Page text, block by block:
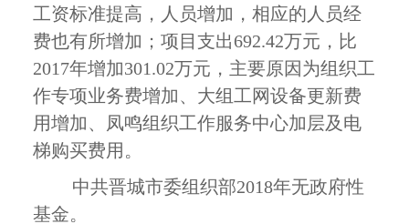
工资标准提高，人员增加，相应的人员经
费也有所增加；项目支出692.42万元，比
2017年增加301.02万元，主要原因为组织工
作专项业务费增加、大组工网设备更新费
用增加、凤鸣组织工作服务中心加层及电
梯购买费用。
中共晋城市委组织部2018年无政府性
基金。